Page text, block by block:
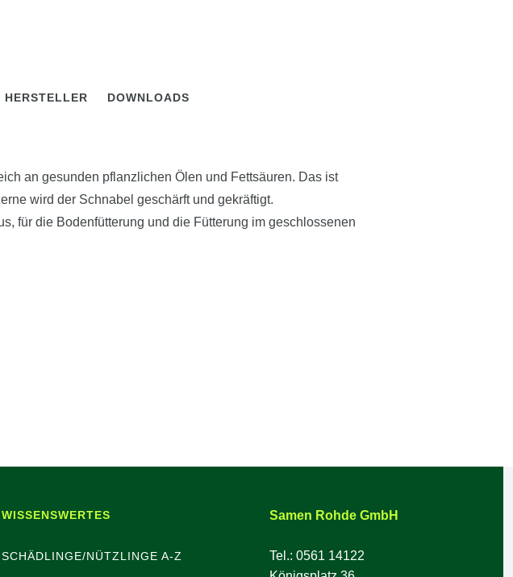
HERSTELLER DOWNLOADS
an gesunden pflanzlichen Ölen und Fettsäuren. Das ist
wird der Schnabel geschärft und gekräftigt.
für die Bodenfütterung und die Fütterung im geschlossenen
WISSENSWERTES
SCHÄDLINGE/NÜTZLINGE A-Z
Samen Rohde GmbH
Tel.: 0561 14122